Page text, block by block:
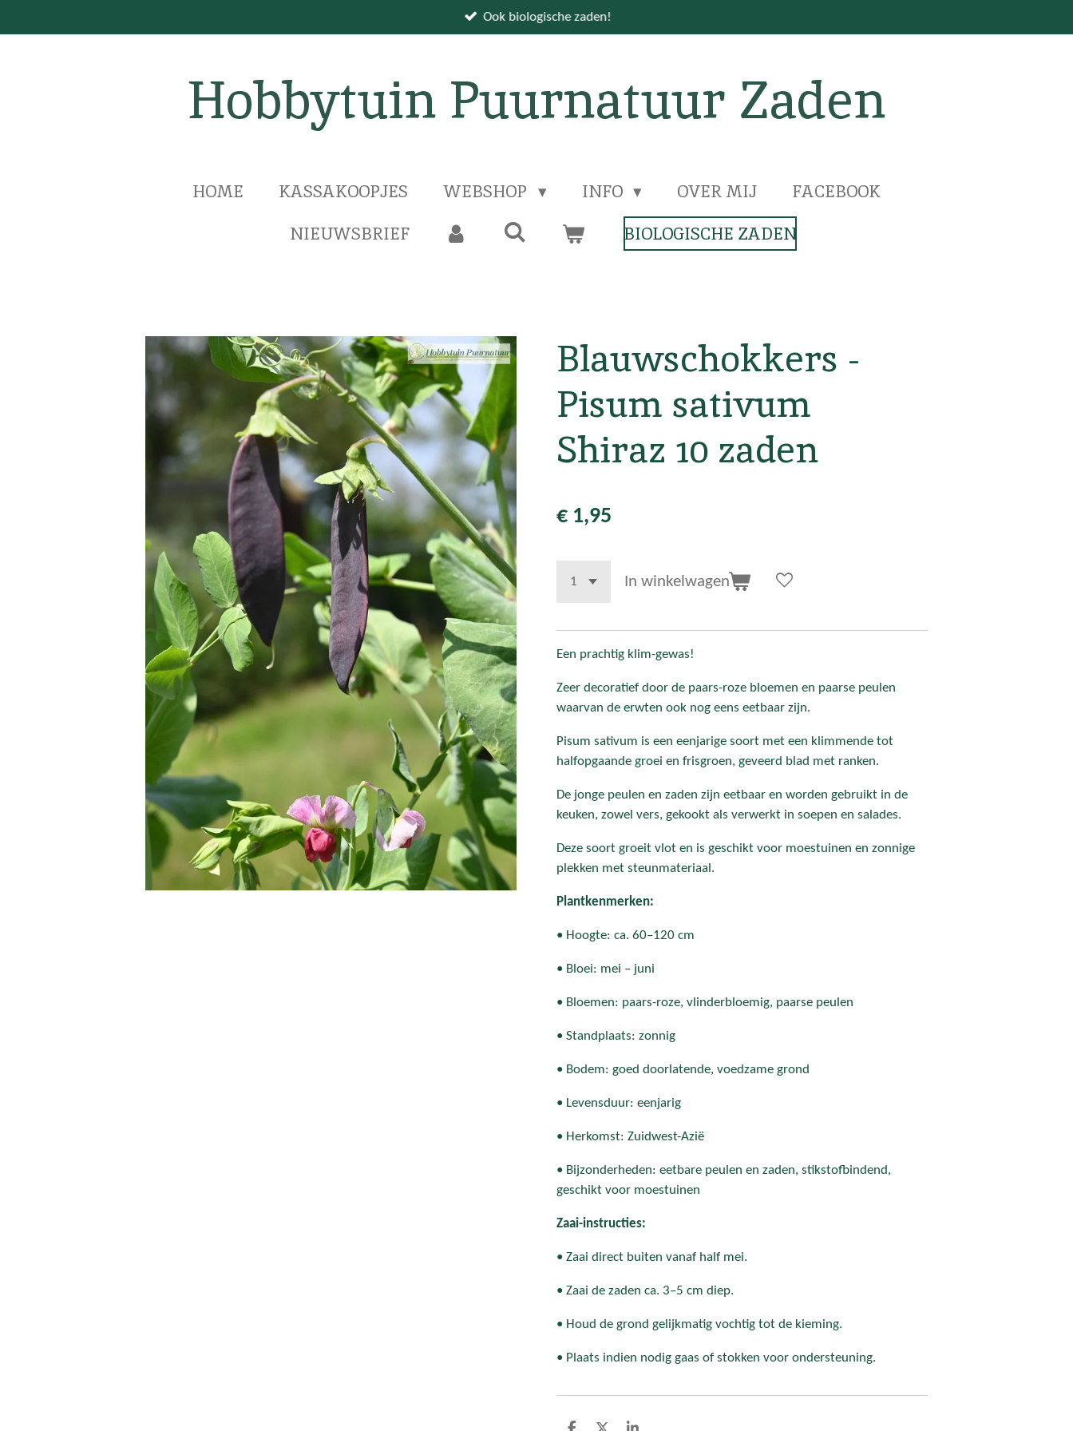
direct
Ook biologische zaden!
Hobbytuin Puurnatuur Zaden
HOME KASSAKOOPJES WEBSHOP INFO OVER MIJ
FACEBOOK
NIEUWSBRIEF
BIOLOGISCHE ZADEN
Blauwschokkers -
Pisum sativum
Shiraz 10 zaden
€ 1,95
In winkelwagen
Een prachtig klim-gewas!
Zeer decoratief door de paars-roze bloemen en paarse peulen
waarvan de erwten ook nog eens eetbaar zijn.
Pisum sativum is een eenjarige soort met een klimmende tot
halfopgaande groei en frisgroen, geveerd blad met ranken.
De jonge peulen en zaden zijn eetbaar en worden gebruikt in de
keuken, zowel vers, gekookt als verwerkt in soepen en salades.
Deze soort groeit vlot en is geschikt voor moestuinen en zonnige
plekken met steunmateriaal.
Plantkenmerken:
• Hoogte: ca. 60–120 cm
• Bloei: mei – juni
• Bloemen: paars-roze, vlinderbloemig, paarse peulen
• Standplaats: zonnig
• Bodem: goed doorlatende, voedzame grond
• Levensduur: eenjarig
• Herkomst: Zuidwest-Azië
• Bijzonderheden: eetbare peulen en zaden, stikstofbindend,
geschikt voor moestuinen
Zaai-instructies:
• Zaai direct buiten vanaf half mei.
• Zaai de zaden ca. 3–5 cm diep.
• Houd de grond gelijkmatig vochtig tot de kieming.
• Plaats indien nodig gaas of stokken voor ondersteuning.